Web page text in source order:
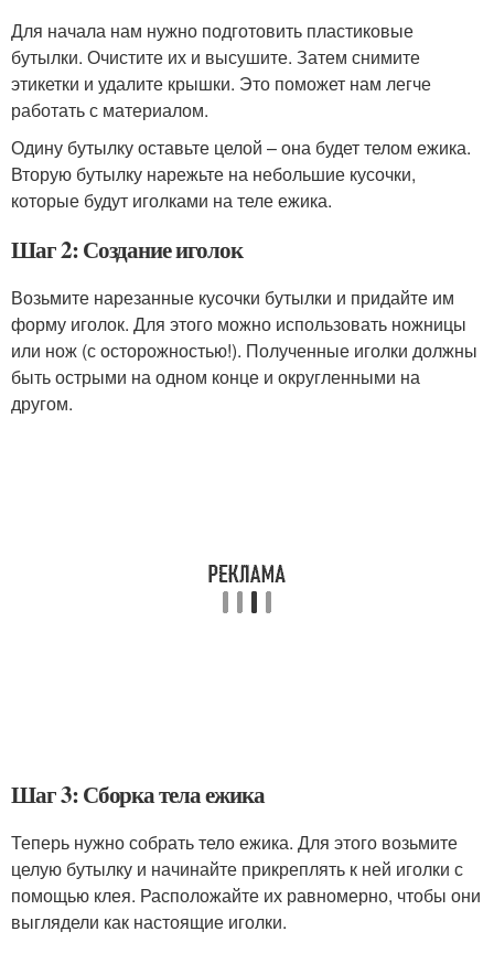
Для начала нам нужно подготовить пластиковые
бутылки. Очистите их и высушите. Затем снимите
этикетки и удалите крышки. Это поможет нам легче
работать с материалом.
Одину бутылку оставьте целой – она будет телом ежика.
Вторую бутылку нарежьте на небольшие кусочки,
которые будут иголками на теле ежика.
Шаг 2: Создание иголок
Возьмите нарезанные кусочки бутылки и придайте им
форму иголок. Для этого можно использовать ножницы
или нож (с осторожностью!). Полученные иголки должны
быть острыми на одном конце и округленными на
другом.
Шаг 3: Сборка тела ежика
Теперь нужно собрать тело ежика. Для этого возьмите
целую бутылку и начинайте прикреплять к ней иголки с
помощью клея. Расположайте их равномерно, чтобы они
выглядели как настоящие иголки.